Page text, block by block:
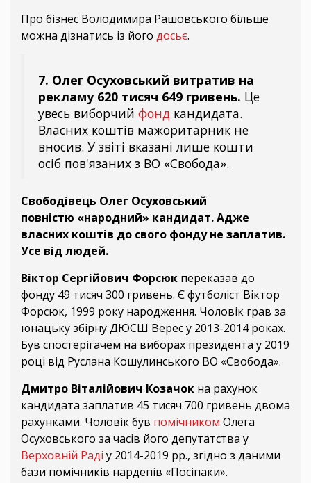
Про бізнес Володимира Рашовського більше
можна дізнатись із його досьє.
7. Олег Осуховський витратив на
рекламу 620 тисяч 649 гривень. Це
увесь виборчий фонд кандидата.
Власних коштів мажоритарник не
вносив. У звіті вказані лише кошти
осіб пов'язаних з ВО «Свобода».
Свободівець Олег Осуховський
повністю «народний» кандидат. Адже
власних коштів до свого фонду не заплатив.
Усе від людей.
Віктор Сергійович Форсюк переказав до
фонду 49 тисяч 300 гривень. Є футболіст Віктор
Форсюк, 1999 року народження. Чоловік грав за
юнацьку збірну ДЮСШ Верес у 2013-2014 роках.
Був спостерігачем на виборах президента у 2019
році від Руслана Кошулинського ВО «Свобода».
Дмитро Віталійович Козачок на рахунок
кандидата заплатив 45 тисяч 700 гривень двома
рахунками. Чоловік був помічником Олега
Осуховського за часів його депутатства у
Верховній Раді у 2014-2019 рр., згідно з даними
бази помічників нардепів «Посіпаки».